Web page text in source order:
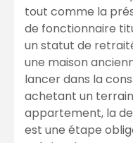
tout comme la
de fonctionnaire
un statut de
une maison
lancer dans la
achetant un
appartement, la
est une étape